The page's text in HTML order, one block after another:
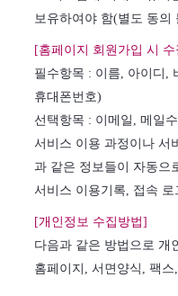
보유하여야 함(별도 동의
[홈페이지 회원가입 시 수
필수항목 : 이름, 아이디,
휴대폰번호)
선택항목 : 이메일, 메일
서비스 이용 과정이나 서
과 같은 정보들이 자동으
서비스 이용기록, 접속 로
[개인정보 수집방법]
다음과 같은 방법으로 개
홈페이지, 서면양식, 팩